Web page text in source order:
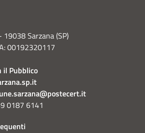
Sarzana (SP)
00192320117
il Pubblico
0187 6141